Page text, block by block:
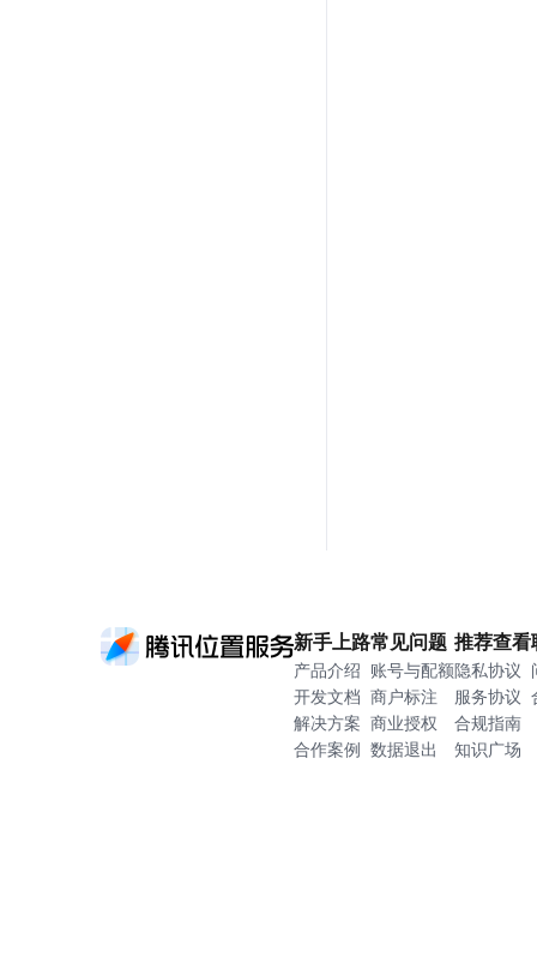
新手上路
产品介绍
开发文档
解决方案
合作案例
常见问题
账号与配额
商户标注
商业授权
数据退出
推荐查看
隐私协议
服务协议
合规指南
知识广场